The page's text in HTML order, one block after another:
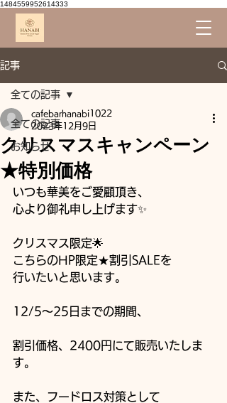
1484559952614333
記事
全ての記事
お知らせ
全ての記事
クリスマスキャンペーン
★特別価格
cafebarhanabi1022
2023年12月9日
いつも華美をご愛顧頂き、
心より御礼申し上げます✨
クリスマス限定🌟
こちらのHP限定★割引SALEを
行いたいと思います。
12/5〜25日までの期間、
割引価格、2400円にて販売いたしま
す。
また、フードロス対策として